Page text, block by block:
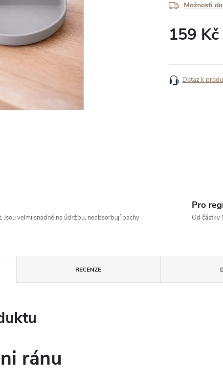
Možnosti
159 Kč
Dotaz k
velmi snadné na údržbu, neabsorbují pachy
Pro
Od částky
RECENZE
ránu